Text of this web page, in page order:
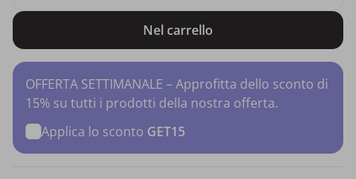
Nel carrello
OFFERTA SETTIMANALE – Approfitta dello sconto di
15% su tutti i prodotti della nostra offerta.
Applica lo sconto GET15